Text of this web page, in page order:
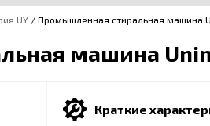
UY / Промышленная стиральная машина
машина
Краткие